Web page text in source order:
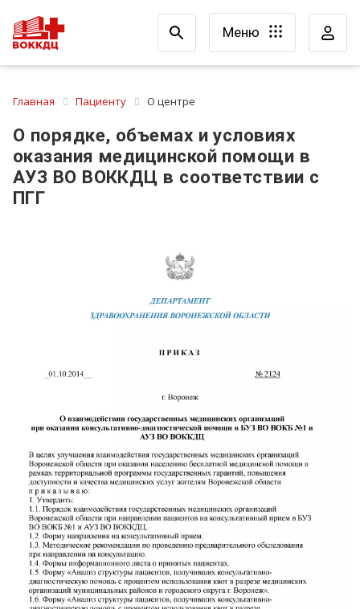
Меню
Главная Пациенту О центре
О порядке, объемах и условиях
оказания медицинской помощи в
АУЗ ВО ВОККДЦ в соответствии с
ПГГ